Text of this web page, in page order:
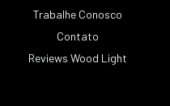
Trabalhe Conosco
Contato
Reviews Wood Light